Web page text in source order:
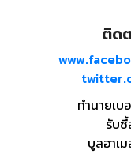
ติด
ทำนายเบ
รับ
บูลอาเ